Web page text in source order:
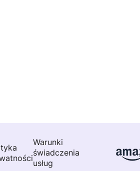
Warunki
świadczenia
usług